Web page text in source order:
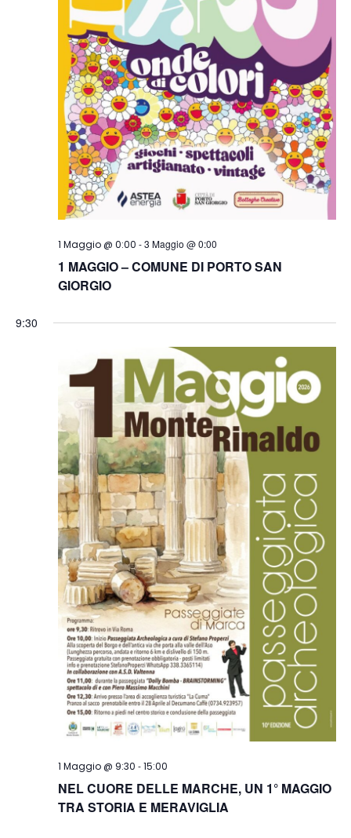
1 Maggio @ 0:00 -3 Maggio @ 0:00
1 MAGGIO – COMUNE DI PORTO SAN
GIORGIO
9:30
1 Maggio @ 9:30 -15:00
NEL CUORE DELLE MARCHE, UN 1° MAGGIO
TRA STORIA E MERAVIGLIA